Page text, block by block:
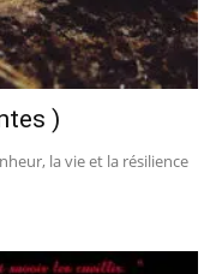
)
la vie et la résilience